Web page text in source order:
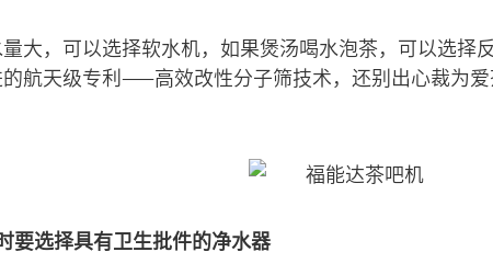
大，可以选择软水机，如果煲汤喝水泡茶，可以选择
航天级专利——高效改性分子筛技术，还别出心裁为
要选择具有卫生批件的净水器